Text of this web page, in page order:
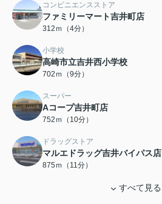
コンビニエンスストア
ファミリーマート吉井町店
312ｍ（4分）
小学校
高崎市立吉井西小学校
702ｍ（9分）
スーパー
Aコープ吉井町店
752ｍ（10分）
ドラッグストア
マルエドラッグ吉井バイパス店
875ｍ（11分）
すべて見る